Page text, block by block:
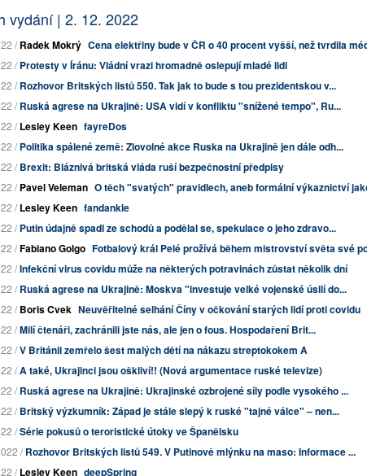
vydání | 2. 12. 2022
/Radek Mokrý Cena elektřiny bude v ČR o 40 procent vyšší, než tvrdila
/Protesty v Íránu: Vládní vrazi hromadně oslepují mladé lidi
/Rozhovor Britských listů 550. Tak jak to bude s tou prezidentskou v...
/Ruská agrese na Ukrajině: USA vidí v konfliktu "snížené tempo", Ru...
/Lesley Keen fayreDos
/Politika spálené země: Zlovolné akce Ruska na Ukrajině jen dále odh...
/Brexit: Bláznivá britská vláda ruší bezpečnostní předpisy
/Pavel Veleman O těch "svatých" pravidlech, aneb formální výkaznictví
/Lesley Keen fandankle
/Putin údajně spadl ze schodů a podělal se, spekulace o jeho zdravo...
/Fabiano Golgo Fotbalový král Pelé prožívá během mistrovství světa své
/Infekční virus covidu může na některých potravinách zůstat několik dní
/Ruská agrese na Ukrajině: Moskva "investuje velké vojenské úsilí do...
/Boris Cvek Neuvěřitelné selhání Číny v očkování starých lidí proti covidu
/Milí čtenáři, zachránili jste nás, ale jen o fous. Hospodaření Brit...
/V Británii zemřelo šest malých dětí na nákazu streptokokem A
/A také, Ukrajinci jsou oškliví!! (Nová argumentace ruské televize)
/Ruská agrese na Ukrajině: Ukrajinské ozbrojené síly podle vysokého ...
/Britský výzkumník: Západ je stále slepý k ruské "tajné válce" – nen...
/Série pokusů o teroristické útoky ve Španělsku
/Rozhovor Britských listů 549. V Putinově mlýnku na maso: Informace ...
/Lesley Keen deepSpring